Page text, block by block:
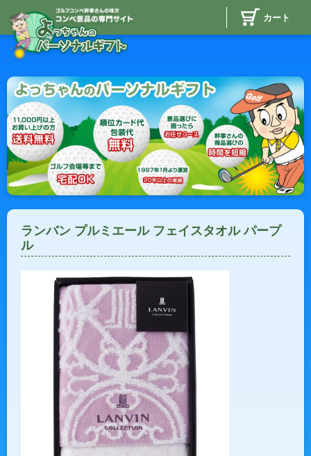
カート
ランバン プルミエール フェイスタオル パープ
ル